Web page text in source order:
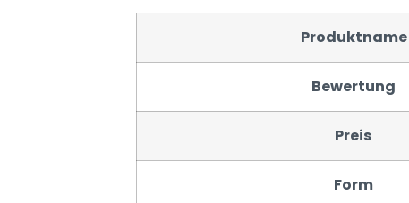
Produktname
Bewertung
Preis
Form